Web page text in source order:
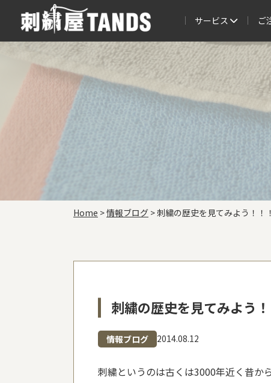
サービス ご
Home >情報ブログ >刺繍の歴史を見てみよう！！！
刺繍の歴史を見てみよう！
情報ブログ 2014.08.12
刺繍というのは古くは3000年近く昔か